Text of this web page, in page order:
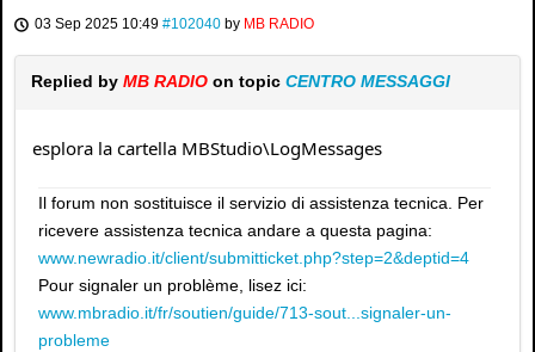
03 Sep 2025 10:49 #102040 by MB RADIO
Replied by MB RADIO on topic CENTRO MESSAGGI
esplora la cartella MBStudio\LogMessages
Il forum non sostituisce il servizio di assistenza tecnica. Per
ricevere assistenza tecnica andare a questa pagina:
www.newradio.it/client/submitticket.php?step=2&deptid=4
Pour signaler un problème, lisez ici:
www.mbradio.it/fr/soutien/guide/713-sout...signaler-un-
probleme